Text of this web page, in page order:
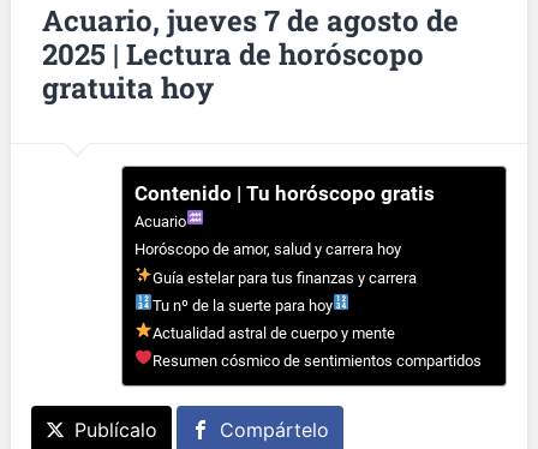
Acuario, jueves 7 de agosto de
2025 | Lectura de horóscopo
gratuita hoy
Contenido | Tu horóscopo gratis
Acuario
Horóscopo de amor, salud y carrera hoy
Guía estelar para tus finanzas y carrera
Tu nº de la suerte para hoy
Actualidad astral de cuerpo y mente
Resumen cósmico de sentimientos compartidos
Publícalo Compártelo